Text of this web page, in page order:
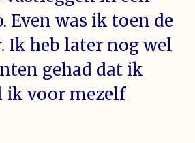
Even was ik toen de
Ik heb later nog wel
gehad dat ik
ik voor mezelf